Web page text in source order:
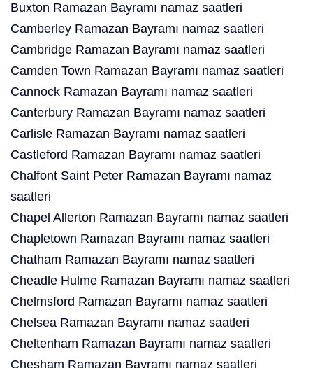
Buxton Ramazan Bayramı namaz saatleri
Camberley Ramazan Bayramı namaz saatleri
Cambridge Ramazan Bayramı namaz saatleri
Camden Town Ramazan Bayramı namaz saatleri
Cannock Ramazan Bayramı namaz saatleri
Canterbury Ramazan Bayramı namaz saatleri
Carlisle Ramazan Bayramı namaz saatleri
Castleford Ramazan Bayramı namaz saatleri
Chalfont Saint Peter Ramazan Bayramı namaz
saatleri
Chapel Allerton Ramazan Bayramı namaz saatleri
Chapletown Ramazan Bayramı namaz saatleri
Chatham Ramazan Bayramı namaz saatleri
Cheadle Hulme Ramazan Bayramı namaz saatleri
Chelmsford Ramazan Bayramı namaz saatleri
Chelsea Ramazan Bayramı namaz saatleri
Cheltenham Ramazan Bayramı namaz saatleri
Chesham Ramazan Bayramı namaz saatleri